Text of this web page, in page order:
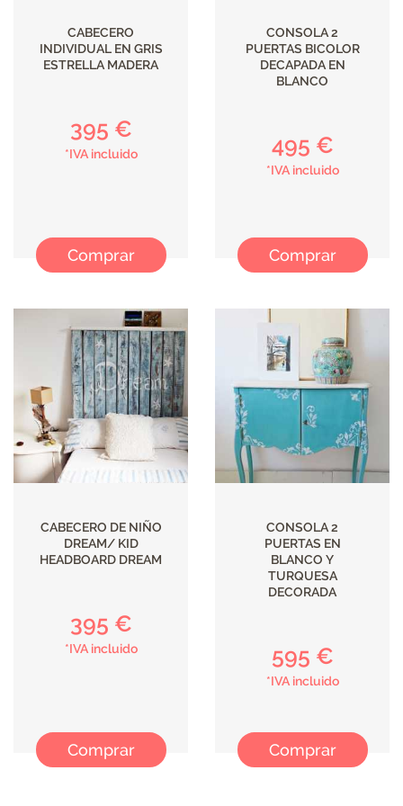
CABECERO
INDIVIDUAL EN GRIS
ESTRELLA MADERA
395 €
*IVA incluido
Comprar
CONSOLA 2
PUERTAS BICOLOR
DECAPADA EN
BLANCO
495 €
*IVA incluido
Comprar
CABECERO DE NIÑO
DREAM/ KID
HEADBOARD DREAM
395 €
*IVA incluido
Comprar
CONSOLA 2
PUERTAS EN
BLANCO Y
TURQUESA
DECORADA
595 €
*IVA incluido
Comprar